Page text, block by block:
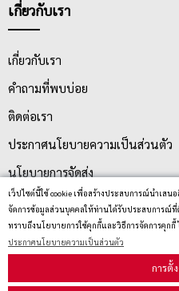
เว็ปไซต์นี้ใช้ cookie เพื่อสร้างประสบการณ์นำเส
จัดการข้อมูลส่วนบุคคลให้ท่านได้รับประสบการณ์ที่
ทราบถึงนโยบายการใช้คุกกี้และวิธีการจัดการคุกกี้
ประกาศนโยบายความเป็นส่วนตัว
การตั้
เกี่ยวกับเรา
เกี่ยวกับเรา
คำถามที่พบบ่อย
ติดต่อเรา
ประกาศนโยบายความเป็นส่วนตัว
นโยบายการจัดส่ง
นโยบายการเปลี่ยน/คืน สินค้า
บริการลูกค้า